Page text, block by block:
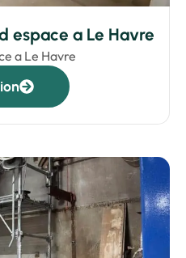
espace a Le Havre
a Le Havre